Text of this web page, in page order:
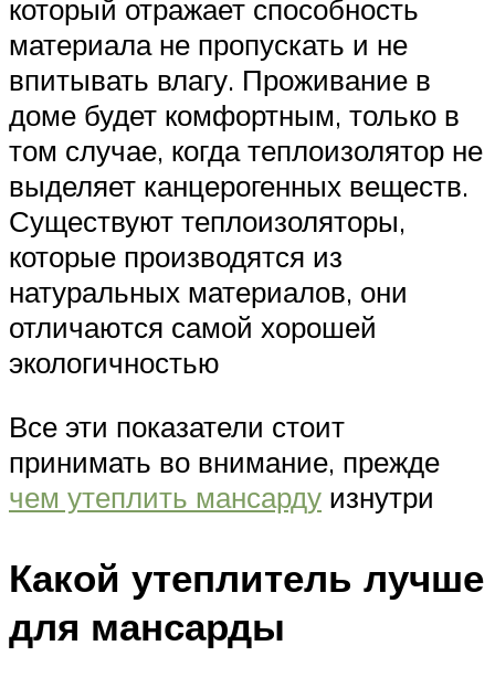
который отражает способность
материала не пропускать и не
впитывать влагу. Проживание в
доме будет комфортным, только в
том случае, когда теплоизолятор не
выделяет канцерогенных веществ.
Существуют теплоизоляторы,
которые производятся из
натуральных материалов, они
отличаются самой хорошей
экологичностью
Все эти показатели стоит
принимать во внимание, прежде
чем утеплить мансарду изнутри
Какой утеплитель лучше
для мансарды